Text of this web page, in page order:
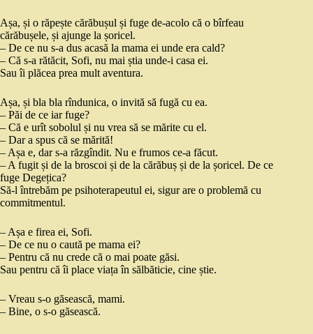
Așa, și o răpește cărăbușul și fuge de-acolo că o bîrfeau
cărăbușele, și ajunge la șoricel.
– De ce nu s-a dus acasă la mama ei unde era cald?
– Că s-a rătăcit, Sofi, nu mai știa unde-i casa ei.
Sau îi plăcea prea mult aventura.
Așa, și bla bla rîndunica, o invită să fugă cu ea.
– Păi de ce iar fuge?
– Că e urît sobolul și nu vrea să se mărite cu el.
– Dar a spus că se mărită!
– Așa e, dar s-a răzgîndit. Nu e frumos ce-a făcut.
– A fugit și de la broscoi și de la cărăbuș și de la șoricel. De ce
fuge Degețica?
Să-l întrebăm pe psihoterapeutul ei, sigur are o problemă cu
commitmentul.
– Așa e firea ei, Sofi.
– De ce nu o caută pe mama ei?
– Pentru că nu crede că o mai poate găsi.
Sau pentru că îi place viața în sălbăticie, cine știe.
– Vreau s-o găsească, mami.
– Bine, o s-o găsească.